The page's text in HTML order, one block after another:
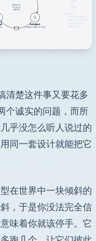
清楚这件事又要花多
个诚实的问题，而所
乎没怎么听人说过的
同一套设计就能把它
在世界中一块倾斜的
，于是你没法完全信
味着你就该停手。它